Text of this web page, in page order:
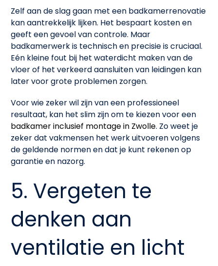
Zelf aan de slag gaan met een badkamerrenovatie
kan aantrekkelijk lijken. Het bespaart kosten en
geeft een gevoel van controle. Maar
badkamerwerk is technisch en precisie is cruciaal.
Eén kleine fout bij het waterdicht maken van de
vloer of het verkeerd aansluiten van leidingen kan
later voor grote problemen zorgen.
Voor wie zeker wil zijn van een professioneel
resultaat, kan het slim zijn om te kiezen voor een
badkamer inclusief montage in Zwolle. Zo weet je
zeker dat vakmensen het werk uitvoeren volgens
de geldende normen en dat je kunt rekenen op
garantie en nazorg.
5. Vergeten te
denken aan
ventilatie en licht